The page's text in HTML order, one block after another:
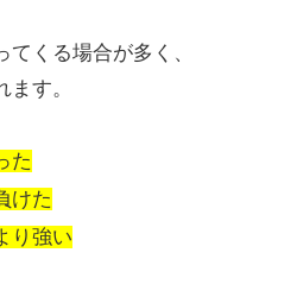
くる場合が多く、
す。
た
けた
り強い